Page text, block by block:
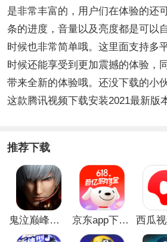
是非常丰富的，用户们在体验的还
条的进度，音量以及亮度都是可以
时候也非常简单哦。这里面支持多
时候还能享受到更加震撼的体验，
带来全新的体验哦。还没下载的小
这款腾讯视频下载安装2021最新版
推荐下载
鬼泣巅峰之战最新破解版 京东app下载安装